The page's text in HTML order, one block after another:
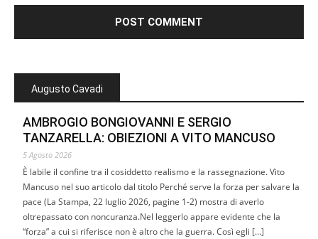
Augusto Cavadi
AMBROGIO BONGIOVANNI E SERGIO
TANZARELLA: OBIEZIONI A VITO MANCUSO
5 Agosto 2026
È labile il confine tra il cosiddetto realismo e la rassegnazione. Vito
Mancuso nel suo articolo dal titolo Perché serve la forza per salvare la
pace (La Stampa, 22 luglio 2026, pagine 1-2) mostra di averlo
oltrepassato con noncuranza.Nel leggerlo appare evidente che la
“forza” a cui si riferisce non è altro che la guerra. Così egli […]